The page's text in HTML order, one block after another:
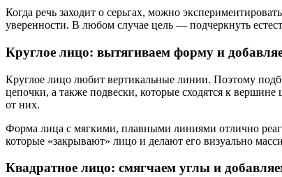
Когда речь заходит о серьгах, можно
уверенности. В любом случае цель — подчеркнуть
Круглое лицо: вытягиваем форму и
Круглое лицо любит вертикальные линии. Поэтому
цепочки, а также подвески, которые сходятся к
от них.
Форма лица с мягкими, плавными линиями отлично
которые «закрывают» лицо и делают его визуально
Квадратное лицо: смягчаем углы и